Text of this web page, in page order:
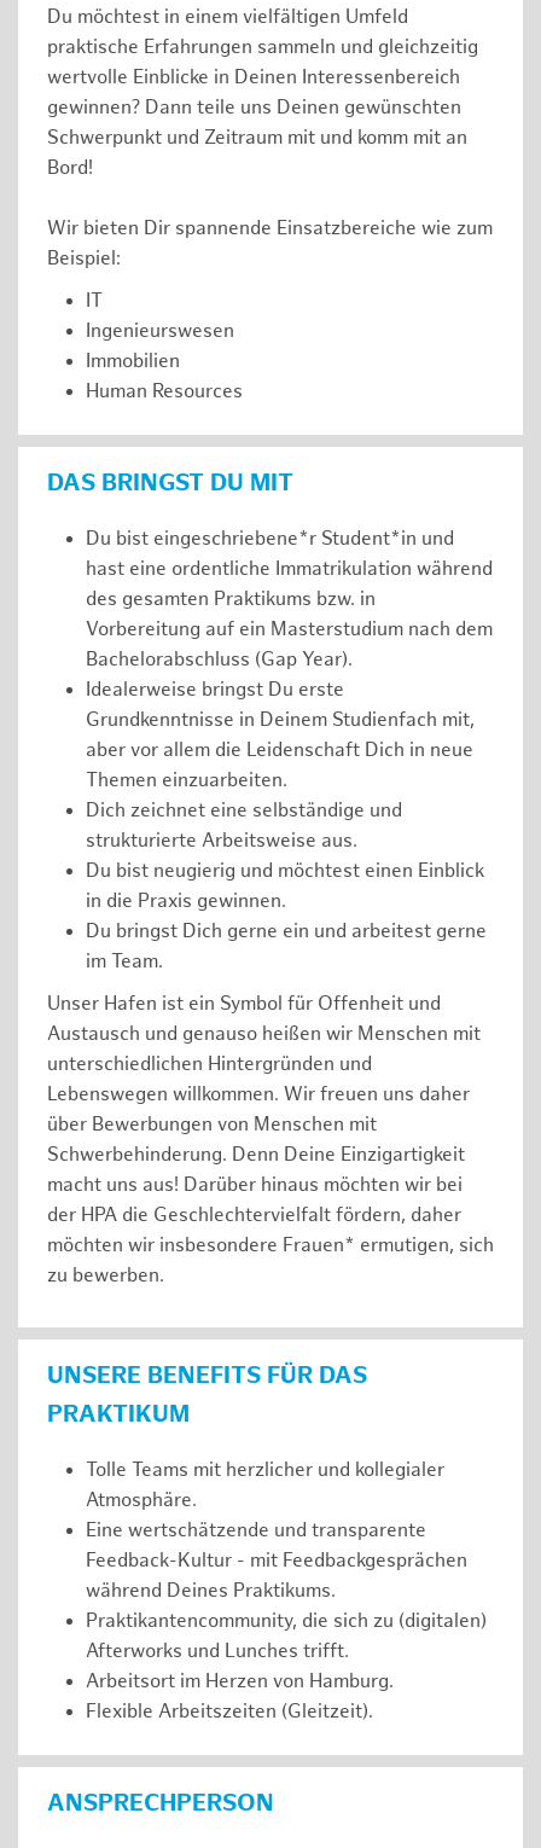
Du möchtest in einem vielfältigen Umfeld
praktische Erfahrungen sammeln und gleichzeitig
wertvolle Einblicke in Deinen Interessenbereich
gewinnen? Dann teile uns Deinen gewünschten
Schwerpunkt und Zeitraum mit und komm mit an
Bord!
Wir bieten Dir spannende Einsatzbereiche wie zum
Beispiel:
IT
Ingenieurswesen
Immobilien
Human Resources
DAS BRINGST DU MIT
Du bist eingeschriebene*r Student*in und
hast eine ordentliche Immatrikulation während
des gesamten Praktikums bzw. in
Vorbereitung auf ein Masterstudium nach dem
Bachelorabschluss (Gap Year).
Idealerweise bringst Du erste
Grundkenntnisse in Deinem Studienfach mit,
aber vor allem die Leidenschaft Dich in neue
Themen einzuarbeiten.
Dich zeichnet eine selbständige und
strukturierte Arbeitsweise aus.
Du bist neugierig und möchtest einen Einblick
in die Praxis gewinnen.
Du bringst Dich gerne ein und arbeitest gerne
im Team.
Unser Hafen ist ein Symbol für Offenheit und
Austausch und genauso heißen wir Menschen mit
unterschiedlichen Hintergründen und
Lebenswegen willkommen. Wir freuen uns daher
über Bewerbungen von Menschen mit
Schwerbehinderung. Denn Deine Einzigartigkeit
macht uns aus! Darüber hinaus möchten wir bei
der HPA die Geschlechtervielfalt fördern, daher
möchten wir insbesondere Frauen* ermutigen, sich
zu bewerben.
UNSERE BENEFITS FÜR DAS
PRAKTIKUM
Tolle Teams mit herzlicher und kollegialer
Atmosphäre.
Eine wertschätzende und transparente
Feedback-Kultur - mit Feedbackgesprächen
während Deines Praktikums.
Praktikantencommunity, die sich zu (digitalen)
Afterworks und Lunches trifft.
Arbeitsort im Herzen von Hamburg.
Flexible Arbeitszeiten (Gleitzeit).
ANSPRECHPERSON